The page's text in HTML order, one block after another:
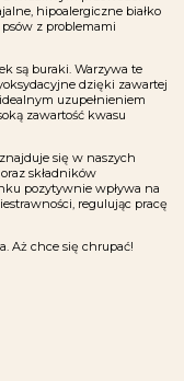
hipoalergiczne białko
z problemami
są buraki. Warzywa te
dzięki zawartej
uzupełnieniem
zawartość kwasu
się w naszych
składników
pozytywnie wpływa na
regulując pracę
Aż chce się chrupać!